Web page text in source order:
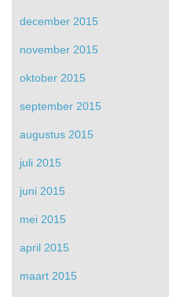
december 2015
november 2015
oktober 2015
september 2015
augustus 2015
juli 2015
juni 2015
mei 2015
april 2015
maart 2015